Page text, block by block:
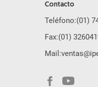
Contacto
Teléfono:(01)
Fax:(01)
Mail: